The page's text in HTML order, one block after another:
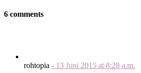
6 comments
rohtopia - 13 Juni 2015 at 8:28 a.m.